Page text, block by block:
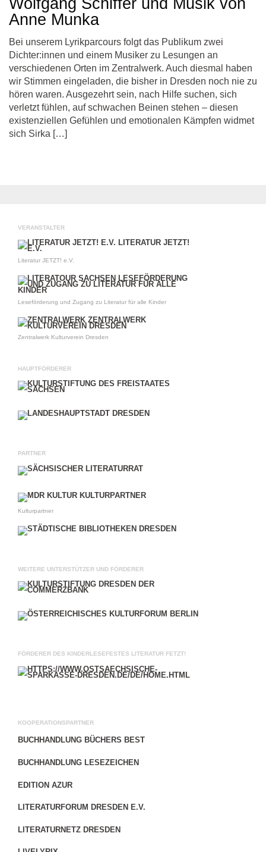
Anne Munka
Bei unserem Lyrikparcours folgt das Publikum zwei
Dichter:innen und einem Musiker zu Lesungen an
verschiedenen Orten im Zentralwerk. Auch diesmal haben
wir Stimmen eingeladen, die bisher in Dresden noch nie zu
hören waren. Ausgezehrt sein, nach Hilfe suchen, sich
verletzt fühlen, auf schwachen Beinen stehen – diesen
existenziellen Gefühlen und emotionalen Kämpfen widmet
sich Sirka […]
VERANSTALTER
Literatur JETZT! e.V.
Leseförderung und Zugang zu Literatur für alle Kinder
Zentralwerk Kulturverein Dresden
HAUPTFÖRDERER
PARTNER
Kulturpartner
WEITERE UNTERSTÜTZER UND FÖRDERER
FÖRDERER DES KINDERLESEFESTES LITERATUR FETZT!
KOOPERATIONSPARTNER
BUCHHANDLUNG BÜCHERS BEST
BUCHHANDLUNG LESEZEICHEN
EDITION AZUR
LITERATURFORUM DRESDEN E.V.
LITERATURNETZ DRESDEN